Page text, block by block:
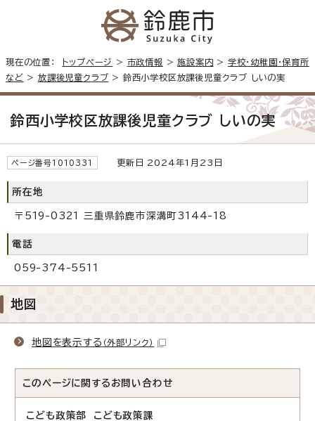
現在の位置： トップページ > 市政情報 >施設案内 > 学校・幼稚園・保育所
など >放課後児童クラブ > 鈴西小学校区放課後児童クラブ しいの実
鈴西小学校区放課後児童クラブ しいの実
ページ番号1010331 更新日 2024年1月23日
所在地
〒519-0321 三重県鈴鹿市深溝町3144-18
電話
059-374-5511
地図
地図を表示する （外部リンク）
このページに関する お問い合わせ
こども政策部 こども政策課